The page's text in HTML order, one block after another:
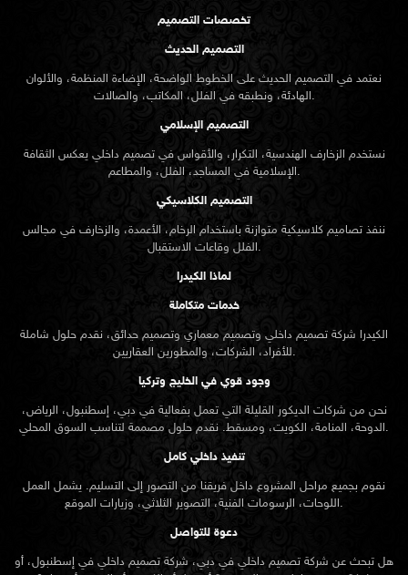
تخصصات التصميم
التصميم الحديث
نعتمد في التصميم الحديث على الخطوط الواضحة، الإضاءة المنظمة، والألوان
الهادئة، ونطبقه في الفلل، المكاتب، والصالات.
التصميم الإسلامي
نستخدم الزخارف الهندسية، التكرار، والأقواس في تصميم داخلي يعكس الثقافة
الإسلامية في المساجد، الفلل، والمطاعم.
التصميم الكلاسيكي
ننفذ تصاميم كلاسيكية متوازنة باستخدام الرخام، الأعمدة، والزخارف في مجالس
الفلل وقاعات الاستقبال.
لماذا الكيدرا
خدمات متكاملة
الكيدرا شركة تصميم داخلي وتصميم معماري وتصميم حدائق، نقدم حلول شاملة
للأفراد، الشركات، والمطورين العقاريين.
وجود قوي في الخليج وتركيا
نحن من شركات الديكور القليلة التي تعمل بفعالية في دبي، إسطنبول، الرياض،
الدوحة، المنامة، الكويت، ومسقط. نقدم حلول مصممة لتناسب السوق المحلي.
تنفيذ داخلي كامل
نقوم بجميع مراحل المشروع داخل فريقنا من التصور إلى التسليم. يشمل العمل
اللوحات، الرسومات الفنية، التصوير الثلاثي، وزيارات الموقع.
دعوة للتواصل
هل تبحث عن شركة تصميم داخلي في دبي، شركة تصميم داخلي في إسطنبول، أو